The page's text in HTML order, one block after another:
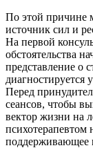
По этой причине
источник сил и
На первой
обстоятельства
представление о
диагностируется
Перед
сеансов, чтобы
вектор жизни на
психотерапевтом
поддерживающее